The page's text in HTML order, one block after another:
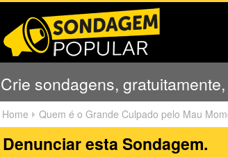
Crie sondagens,
Home Quem é o Grande Culpado pelo Mau
Denunciar esta Sondagem.